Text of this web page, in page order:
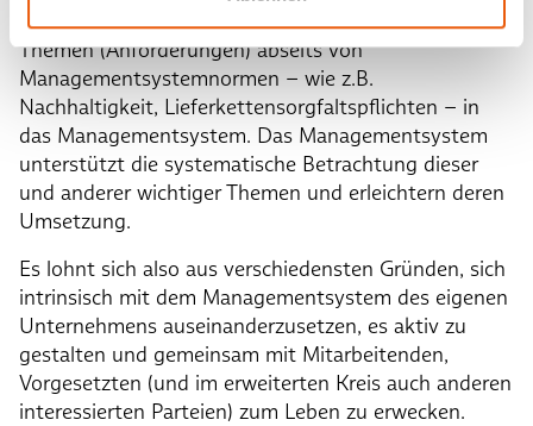
Berücksichtigung und Integration weiterer wichtiger
Themen (Anforderungen) abseits von
Managementsystemnormen – wie z.B.
Nachhaltigkeit, Lieferkettensorgfaltspflichten – in
das Managementsystem. Das Managementsystem
unterstützt die systematische Betrachtung dieser
und anderer wichtiger Themen und erleichtern deren
Umsetzung.
Es lohnt sich also aus verschiedensten Gründen, sich
intrinsisch mit dem Managementsystem des eigenen
Unternehmens auseinanderzusetzen, es aktiv zu
gestalten und gemeinsam mit Mitarbeitenden,
Vorgesetzten (und im erweiterten Kreis auch anderen
interessierten Parteien) zum Leben zu erwecken.